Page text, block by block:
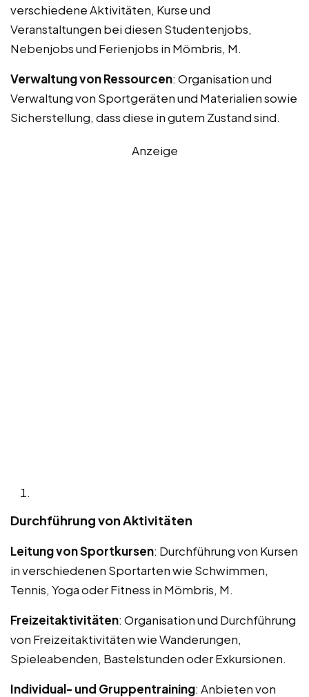
verschiedene Aktivitäten, Kurse und
Veranstaltungen bei diesen Studentenjobs,
Nebenjobs und Ferienjobs in Mömbris, M.
Verwaltung von Ressourcen: Organisation und
Verwaltung von Sportgeräten und Materialien sowie
Sicherstellung, dass diese in gutem Zustand sind.
Anzeige
Durchführung von Aktivitäten
Leitung von Sportkursen: Durchführung von Kursen
in verschiedenen Sportarten wie Schwimmen,
Tennis, Yoga oder Fitness in Mömbris, M.
Freizeitaktivitäten: Organisation und Durchführung
von Freizeitaktivitäten wie Wanderungen,
Spieleabenden, Bastelstunden oder Exkursionen.
Individual- und Gruppentraining: Anbieten von